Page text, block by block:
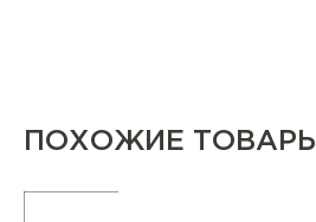
ПОХОЖИЕ ТОВАРЫ